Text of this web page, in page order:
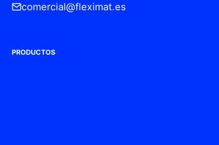
comercial@fleximat.es
PRODUCTOS